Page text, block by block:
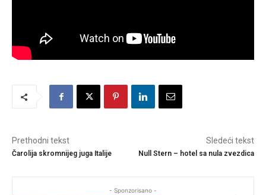
Prethodni tekst
Čarolija skromnijeg juga Italije
Sledeći tekst
Null Stern – hotel sa nula zvezdica
- Sponzorisano -